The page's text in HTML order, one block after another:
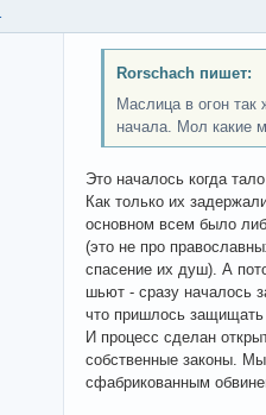
Rorschach пишет:
Маслица в огон
начала. Мол какие
Это началось когда
Как только их
основном всем было
(это не про
спасение их душ). А
шьют - сразу началось
что пришлось защищать
И процесс сделан
собственные законы.
сфабрикованным